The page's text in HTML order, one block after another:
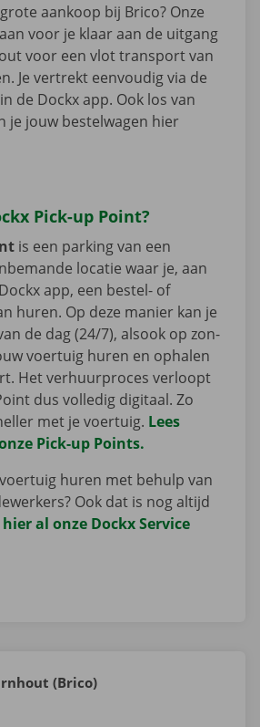
aankoop bij Brico? Onze
voor je klaar aan de uitgang
voor een vlot transport van
Je vertrekt eenvoudig via de
in de Dockx app. Ook los van
je jouw bestelwagen hier
Pick-up Point?
is een parking van een
locatie waar je, aan
app, een bestel- of
huren. Op deze manier kan je
de dag (24/7), alsook op zon-
voertuig huren en ophalen
Het verhuurproces verloopt
dus volledig digitaal. Zo
met je voertuig. Lees
Pick-up Points.
huren met behulp van
Ook dat is nog altijd
al onze Dockx Service
(Brico)